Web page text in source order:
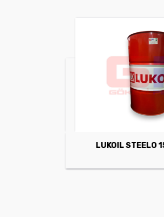
LUKOIL STEELO